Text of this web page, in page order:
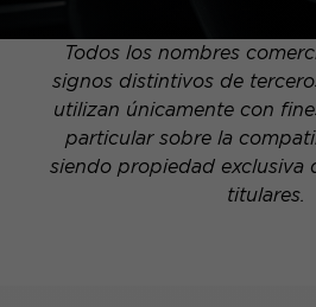
Todos los nombres
signos distintivos de
utilizan únicamente con
particular sobre la
siendo propiedad exclusiva
titulares.